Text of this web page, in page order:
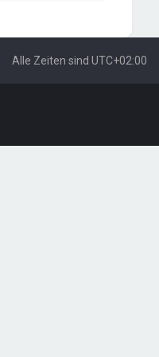
Alle Zeiten sind UTC+02:00